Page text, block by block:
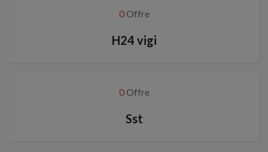
0Offre
H24 vigi
0Offre
Sst